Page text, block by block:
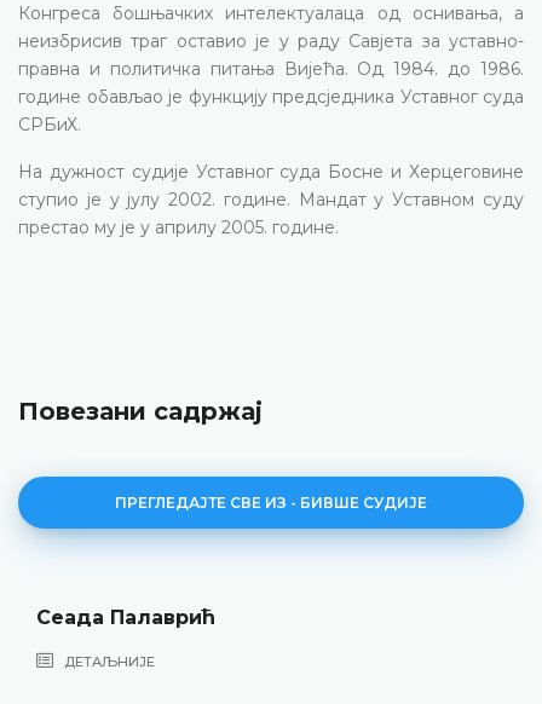
Конгреса бошњачких интелектуалаца од оснивања, а
неизбрисив траг оставио је у раду Савјета за уставно-
правна и политичка питања Вијећа. Од 1984. до 1986.
године обављао је функцију предсједника Уставног суда
СРБиХ.
На дужност судије Уставног суда Босне и Херцеговине
ступио је у јулу 2002. године. Мандат у Уставном суду
престао му је у априлу 2005. године.
Повезани садржај
ПРЕГЛЕДАЈТЕ СВЕ ИЗ - БИВШЕ СУДИЈЕ
Сеада Палаврић
ДЕТАЉНИЈЕ